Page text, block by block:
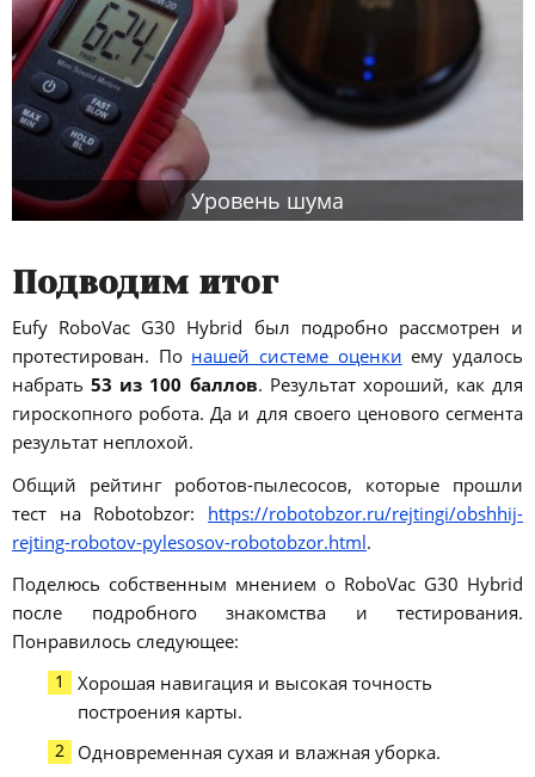
Уровень шума
Подводим итог
Eufy RoboVac G30 Hybrid был подробно рассмотрен и
протестирован. По нашей системе оценки ему удалось
набрать53 из 100 баллов. Результат хороший, как для
гироскопного робота. Да и для своего ценового сегмента
результат неплохой.
Общий рейтинг роботов-пылесосов, которые прошли
тест на Robotobzor: https://robotobzor.ru/rejtingi/obshhij-
rejting-robotov-pylesosov-robotobzor.html.
Поделюсь собственным мнением о RoboVac G30 Hybrid
после подробного знакомства и тестирования.
Понравилось следующее:
Хорошая навигация и высокая точность
построения карты.
Одновременная сухая и влажная уборка.